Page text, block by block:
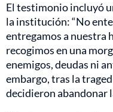
El testimonio incluyó
la institución: “No
entregamos a nuestra
recogimos en una
enemigos, deudas ni
embargo, tras la
decidieron abandonar